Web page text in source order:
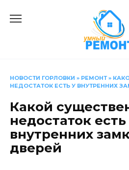
НОВОСТИ ГОРЛОВКИ » РЕМОНТ»
НЕДОСТАТОК ЕСТЬ У ВНУТРЕННИХ
Какой
недостаток есть
внутренних
дверей